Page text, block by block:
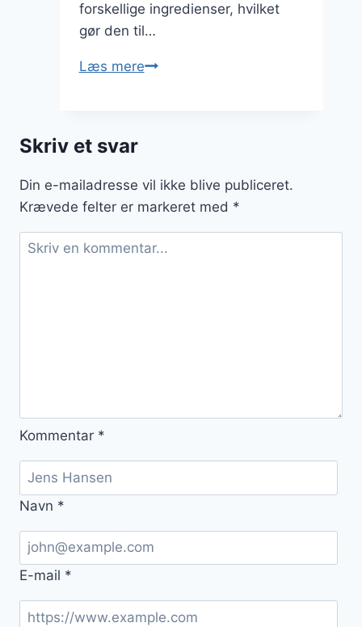
forskellige ingredienser, hvilket
gør den til…
Læs merePorretærte
Skriv et svar
Din e-mailadresse vil ikke blive publiceret.
Krævede felter er markeret med *
Kommentar *
Navn *
E-mail *